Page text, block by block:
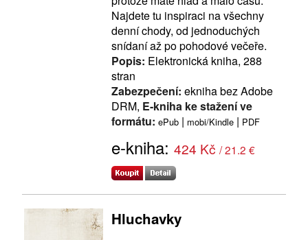
Najdete tu inspiraci na všechny
denní chody, od jednoduchých
snídaní až po pohodové večeře.
Popis: Elektronická kniha, 288
stran
Zabezpečení: ekniha bez Adobe
DRM, E-kniha ke stažení ve
formátu: ePub | mobi/Kindle | PDF
e-kniha: 424 Kč / 21.2 €
Hluchavky